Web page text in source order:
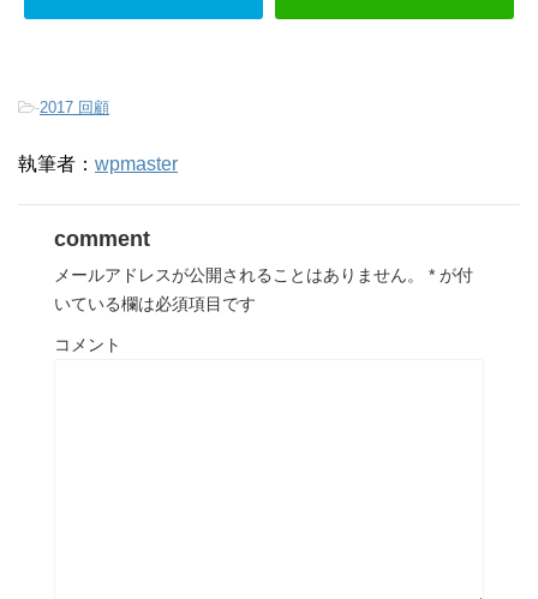
-2017 回顧
執筆者： wpmaster
comment
メールアドレスが公開されることはありません。 * が付
いている欄は必須項目です
コメント